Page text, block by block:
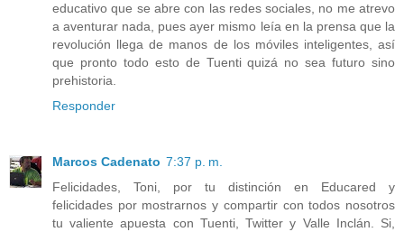
educativo que se abre con las redes sociales, no me atrevo
a aventurar nada, pues ayer mismo leía en la prensa que la
revolución llega de manos de los móviles inteligentes, así
que pronto todo esto de Tuenti quizá no sea futuro sino
prehistoria.
Responder
Marcos Cadenato 7:37 p. m.
Felicidades, Toni, por tu distinción en Educared y
felicidades por mostrarnos y compartir con todos nosotros
tu valiente apuesta con Tuenti, Twitter y Valle Inclán. Si,